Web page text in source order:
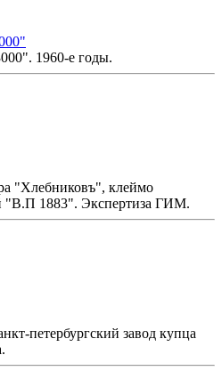
1960-е годы.
"Хлебниковъ", клеймо
"В.П 1883". Экспертиза ГИМ.
петербургский завод купца